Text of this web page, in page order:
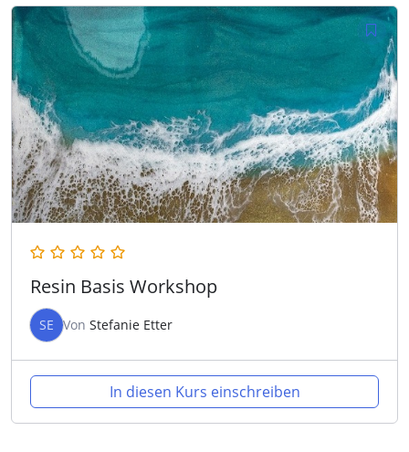
Resin Basis Workshop
SE Von Stefanie Etter
In diesen Kurs einschreiben